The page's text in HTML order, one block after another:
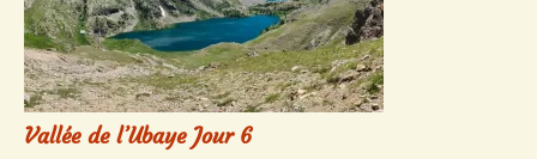
Vallée de l’Ubaye Jour 6